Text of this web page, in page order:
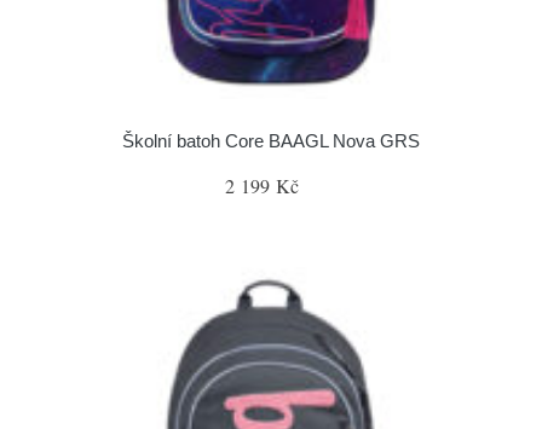
Školní batoh Core BAAGL Nova GRS
2 199 Kč